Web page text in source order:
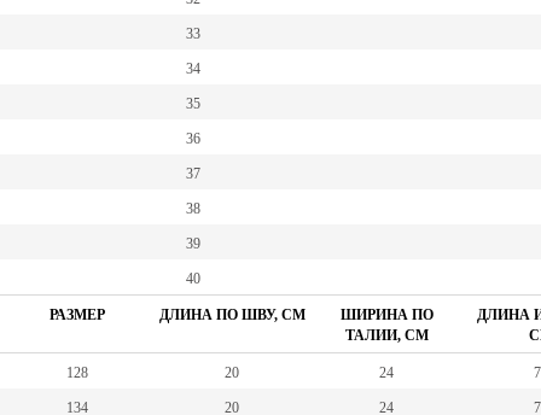
33
34
35
36
37
38
39
40
РАЗМЕР ДЛИНА ПО ШВУ, СМ
ШИРИНА ПО
ТАЛИИ, СМ
ДЛИНА
128 20 24
134 20 24